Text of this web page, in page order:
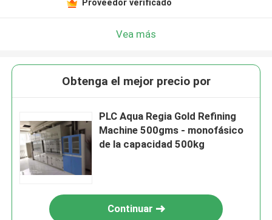
Proveedor verificado
Vea más
Obtenga el mejor precio por
PLC Aqua Regia Gold Refining
Machine 500gms - monofásico
de la capacidad 500kg
Continuar